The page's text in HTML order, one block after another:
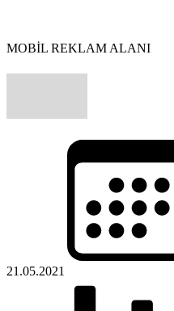
MOBİL REKLAM ALANI
21.05.2021